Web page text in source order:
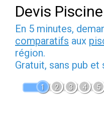
Devis Piscine
En 5 minutes,
comparatifs aux
région.
Gratuit, sans pub et
1 2 3 4 5